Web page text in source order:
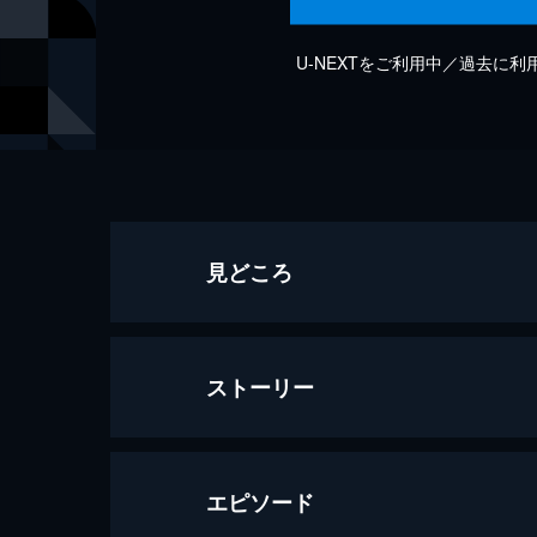
U-NEXTをご利用中／過去に利
見どころ
ストーリー
エピソード